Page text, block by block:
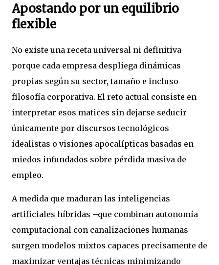
Apostando por un equilibrio
flexible
No existe una receta universal ni definitiva
porque cada empresa despliega dinámicas
propias según su sector, tamaño e incluso
filosofía corporativa. El reto actual consiste en
interpretar esos matices sin dejarse seducir
únicamente por discursos tecnológicos
idealistas o visiones apocalípticas basadas en
miedos infundados sobre pérdida masiva de
empleo.
A medida que maduran las inteligencias
artificiales híbridas –que combinan autonomía
computacional con canalizaciones humanas–
surgen modelos mixtos capaces precisamente de
maximizar ventajas técnicas minimizando